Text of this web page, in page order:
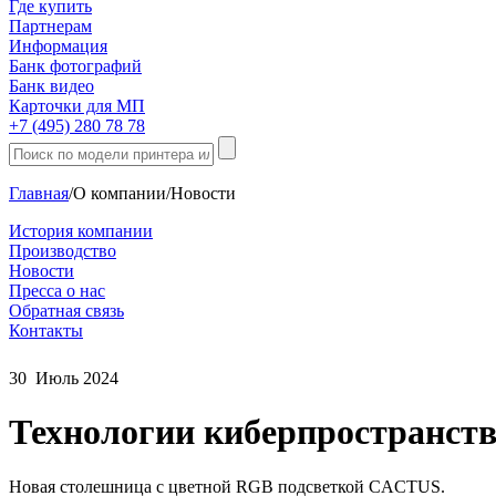
Где купить
Партнерам
Информация
Банк фотографий
Банк видео
Карточки для МП
+7 (495) 280 78 78
Главная/О компании/Новости
История компании
Производство
Новости
Пресса о нас
Обратная связь
Контакты
30 Июль 2024
Технологии
Новая столешница с цветной RGB подсветкой CACTUS.